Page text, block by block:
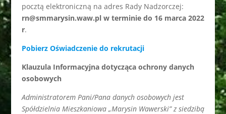
pocztą elektroniczną na adres Rady Nadzorczej:
rn@smmarysin.waw.pl w terminie do 16 marca 2022
r.
Pobierz Oświadczenie do rekrutacji
Klauzula Informacyjna dotycząca ochrony danych
osobowych
Administratorem Pani/Pana danych osobowych jest
Spółdzielnia Mieszkaniowa „Marysin Wawerski” z siedzibą